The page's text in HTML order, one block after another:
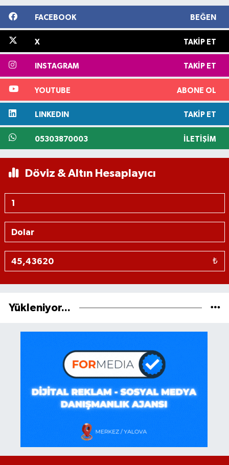
FACEBOOK BEĞEN
X TAKIP ET
INSTAGRAM TAKIP ET
YOUTUBE ABONE OL
LINKEDIN TAKIP ET
05303870003 İLETIŞIM
Döviz & Altın Hesaplayıcı
₺
Yükleniyor...